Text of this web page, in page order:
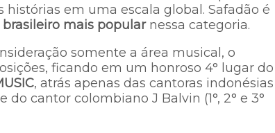
histórias em uma escala global. Safadão é
mais popularnessa categoria.
somente a área musical, o
ficando em um honroso 4° lugar do
, atrás apenas das cantoras indonésias
do cantor colombiano J Balvin (1°, 2° e 3°